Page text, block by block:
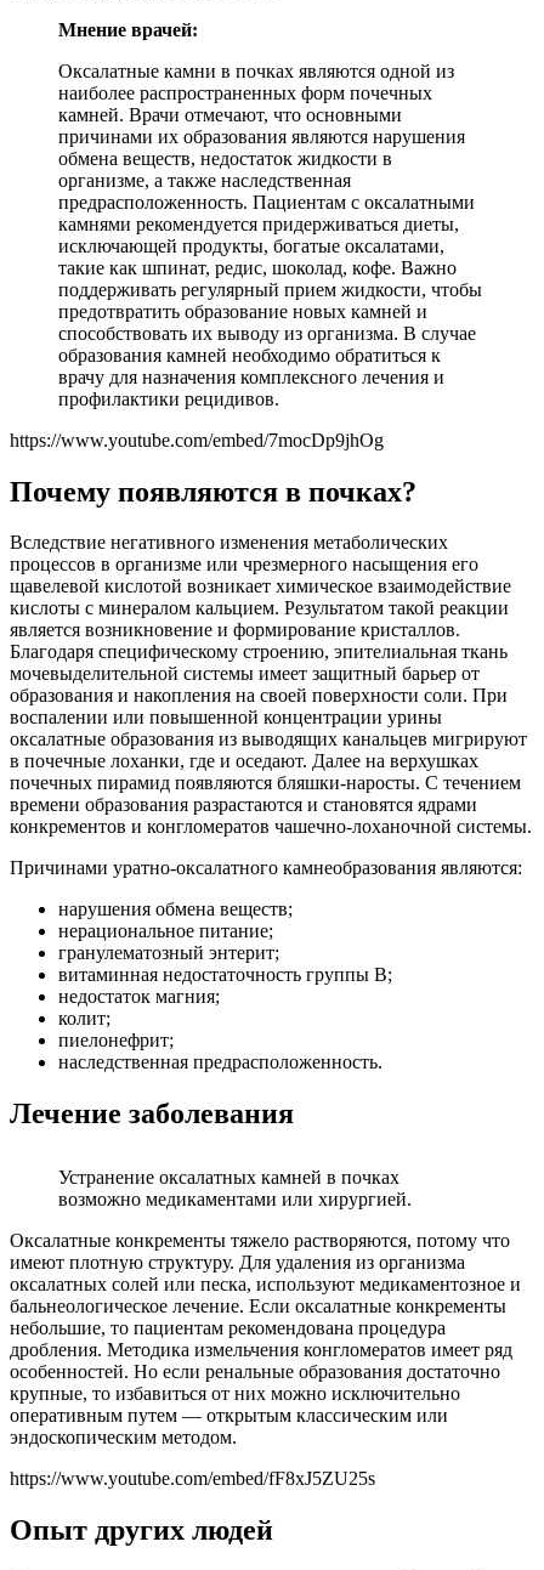
Мнение врачей:
Оксалатные камни в почках являются одной из
наиболее распространенных форм почечных
камней. Врачи отмечают, что основными
причинами их образования являются нарушения
обмена веществ, недостаток жидкости в
организме, а также наследственная
предрасположенность. Пациентам с оксалатными
камнями рекомендуется придерживаться диеты,
исключающей продукты, богатые оксалатами,
такие как шпинат, редис, шоколад, кофе. Важно
поддерживать регулярный прием жидкости, чтобы
предотвратить образование новых камней и
способствовать их выводу из организма. В случае
образования камней необходимо обратиться к
врачу для назначения комплексного лечения и
профилактики рецидивов.
https://www.youtube.com/embed/7mocDp9jhOg
Почему появляются в почках?
Вследствие негативного изменения метаболических
процессов в организме или чрезмерного насыщения его
щавелевой кислотой возникает химическое взаимодействие
кислоты с минералом кальцием. Результатом такой реакции
является возникновение и формирование кристаллов.
Благодаря специфическому строению, эпителиальная ткань
мочевыделительной системы имеет защитный барьер от
образования и накопления на своей поверхности соли. При
воспалении или повышенной концентрации урины
оксалатные образования из выводящих канальцев мигрируют
в почечные лоханки, где и оседают. Далее на верхушках
почечных пирамид появляются бляшки-наросты. С течением
времени образования разрастаются и становятся ядрами
конкрементов и конгломератов чашечно-лоханочной системы.
Причинами уратно-оксалатного камнеобразования являются:
нарушения обмена веществ;
нерациональное питание;
гранулематозный энтерит;
витаминная недостаточность группы В;
недостаток магния;
колит;
пиелонефрит;
наследственная предрасположенность.
Лечение заболевания
Устранение оксалатных камней в почках
возможно медикаментами или хирургией.
Оксалатные конкременты тяжело растворяются, потому что
имеют плотную структуру. Для удаления из организма
оксалатных солей или песка, используют медикаментозное и
бальнеологическое лечение. Если оксалатные конкременты
небольшие, то пациентам рекомендована процедура
дробления. Методика измельчения конгломератов имеет ряд
особенностей. Но если ренальные образования достаточно
крупные, то избавиться от них можно исключительно
оперативным путем — открытым классическим или
эндоскопическим методом.
https://www.youtube.com/embed/fF8xJ5ZU25s
Опыт других людей